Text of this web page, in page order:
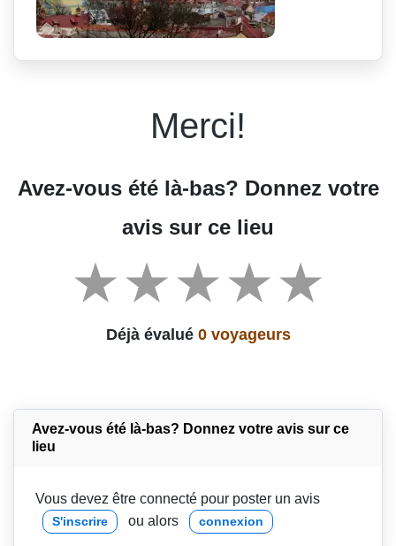
Merci!
Avez-vous été là-bas? Donnez votre
avis sur ce lieu
Déjà évalué 0 voyageurs
Avez-vous été là-bas? Donnez votre avis sur ce
lieu
Vous devez être connecté pour poster un avis
S'inscrire ou alors connexion